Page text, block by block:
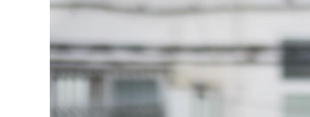
financiera
para
proteger